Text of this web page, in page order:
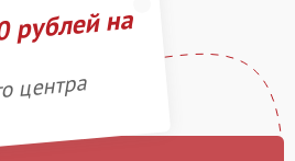
рублей на
центра